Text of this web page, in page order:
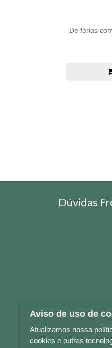
De férias
Dúvidas
Aviso de uso de
Atualizamos nossa
cookies e outras